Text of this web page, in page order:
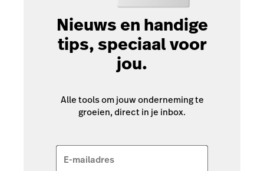
Nieuws en handige
tips, speciaal voor
jou.
Alle tools om jouw onderneming te
groeien, direct in je inbox.
E-mailadres